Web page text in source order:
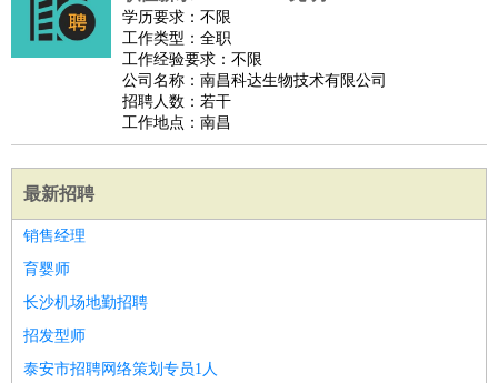
学历要求：不限
工作类型：全职
工作经验要求：不限
公司名称：南昌科达生物技术有限公司
招聘人数：若干
工作地点：南昌
最新招聘
销售经理
育婴师
长沙机场地勤招聘
招发型师
泰安市招聘网络策划专员1人